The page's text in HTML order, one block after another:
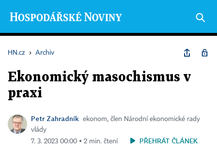
HN.cz › Archiv
Ekonomický masochismus v
praxi
Petr Zahradník
ekonom, člen Národní ekonomické rady
vlády
7. 3. 2023 00:00 ▪ 2 min. čtení
PŘEHRÁT ČLÁNEK